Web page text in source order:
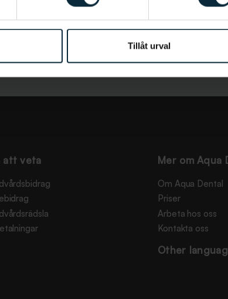
Tillåt urval
att veta Mer om Aqua
Om Aqua Dental
Priser
Arbeta hos oss
Kontakta oss
Other